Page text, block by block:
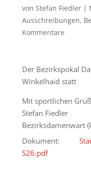
von Stefan Fiedler|
Ausschreibungen,
Kommentare
Der Bezirkspokal
Winkelhaid statt
Mit sportlichen
Stefan Fiedler
Bezirksdamenwart
Dokument:
S26.pdf